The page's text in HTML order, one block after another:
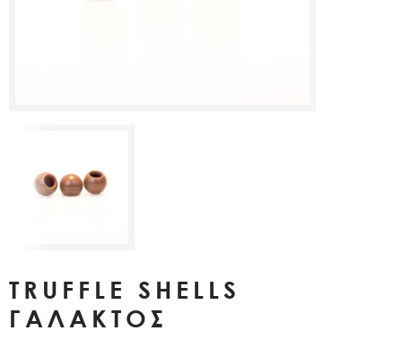
TRUFFLE SHELLS
ΓΑΛΑΚΤΟΣ